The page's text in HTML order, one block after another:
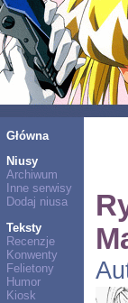
Główna
Niusy
Archiwum
Inne serwisy
Dodaj niusa
Teksty
Recenzje
Konwenty
Felietony
Humor
Kiosk